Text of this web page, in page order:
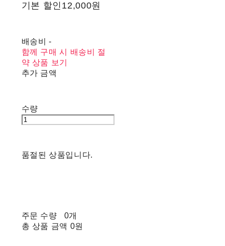
기본 할인 12,000원
배송비-
함께 구매 시 배송비 절
약 상품 보기
추가 금액
수량
품절된 상품입니다.
주문 수량
0개
총 상품 금액 0원